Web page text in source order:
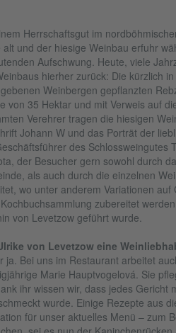
Herrschaftsgut im
alt und der hiesige Weinbau erfuhr
Aufschwung. Heute, viele
hierher zurück: Die kürzlich
Weinbergen gepflanzten
von 35 Hektar und mit Verweis auf
Verehrer tragen die hiesigen
Johann W und das Porträt der
des Schlossweingutes
der Besucher gern sowohl durch
als auch durch die einzelnen
wo unter anderem Variationen
zubereitet
von Levetzow geführt wurde.
von Levetzow eine
ja. Bei uns im Restaurant arbeitet
Marie Hauptvogelová. Sie
ihr wissen wir, dass jedes Gericht
wurde. Einige Rezepte aus
für unser aktuelles Menü – zum